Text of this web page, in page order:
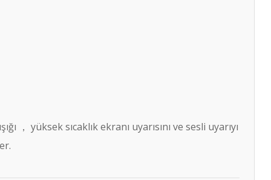
， yüksek sıcaklık ekranı uyarısını ve sesli uyarıyı